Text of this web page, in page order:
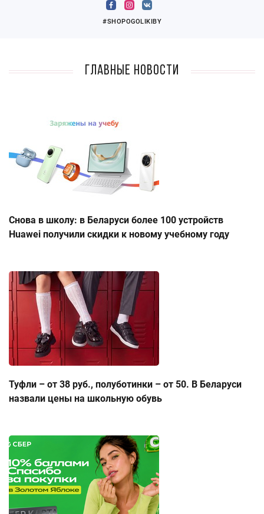
#SHOPOGOLIKIBY
Главные новости
Снова в школу: в Беларуси более 100 устройств
Huawei получили скидки к новому учебному году
Туфли – от 38 руб., полуботинки – от 50. В Беларуси
назвали цены на школьную обувь